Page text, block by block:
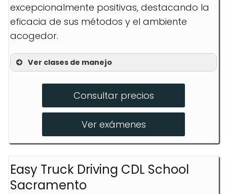
excepcionalmente positivas, destacando la
eficacia de sus métodos y el ambiente
acogedor.
Ver clases de manejo
Programa de 6 horas para
adolescentes
Clase de manejo en SUV
Consultar precios
Ver exámenes
Easy Truck Driving CDL School
Sacramento